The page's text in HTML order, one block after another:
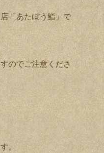
「あたぼう鮨」で
のでご注意くださ
。